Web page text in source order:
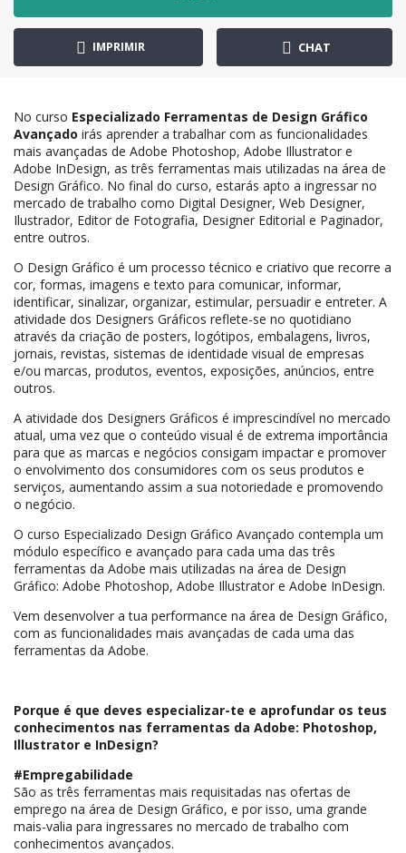
IMPRIMIR CHAT
No curso Especializado Ferramentas de Design Gráfico
Avançado irás aprender a trabalhar com as funcionalidades
mais avançadas de Adobe Photoshop, Adobe Illustrator e
Adobe InDesign, as três ferramentas mais utilizadas na área de
Design Gráfico. No final do curso, estarás apto a ingressar no
mercado de trabalho como Digital Designer, Web Designer,
Ilustrador, Editor de Fotografia, Designer Editorial e Paginador,
entre outros.
O Design Gráfico é um processo técnico e criativo que recorre a
cor, formas, imagens e texto para comunicar, informar,
identificar, sinalizar, organizar, estimular, persuadir e entreter. A
atividade dos Designers Gráficos reflete-se no quotidiano
através da criação de posters, logótipos, embalagens, livros,
jornais, revistas, sistemas de identidade visual de empresas
e/ou marcas, produtos, eventos, exposições, anúncios, entre
outros.
A atividade dos Designers Gráficos é imprescindível no mercado
atual, uma vez que o conteúdo visual é de extrema importância
para que as marcas e negócios consigam impactar e promover
o envolvimento dos consumidores com os seus produtos e
serviços, aumentando assim a sua notoriedade e promovendo
o negócio.
O curso Especializado Design Gráfico Avançado contempla um
módulo específico e avançado para cada uma das três
ferramentas da Adobe mais utilizadas na área de Design
Gráfico: Adobe Photoshop, Adobe Illustrator e Adobe InDesign.
Vem desenvolver a tua performance na área de Design Gráfico,
com as funcionalidades mais avançadas de cada uma das
ferramentas da Adobe.
Porque é que deves especializar-te e aprofundar os teus
conhecimentos nas ferramentas da Adobe: Photoshop,
Illustrator e InDesign?
#Empregabilidade
São as três ferramentas mais requisitadas nas ofertas de
emprego na área de Design Gráfico, e por isso, uma grande
mais-valia para ingressares no mercado de trabalho com
conhecimentos avançados.